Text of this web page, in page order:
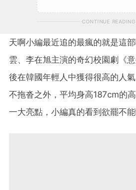
CONTINUE READING
天啊小編最近追的最瘋的就是這
雲、李在旭主演的奇幻校園劇《
後在韓國年輕人中獲得很高的人
不拖沓之外，平均身高187cm的
一大亮點，小編真的看到欲罷不能